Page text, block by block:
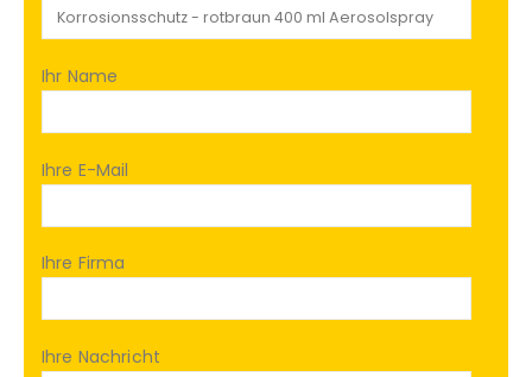
Ihr Name
Ihre E-Mail
Ihre Firma
Ihre Nachricht